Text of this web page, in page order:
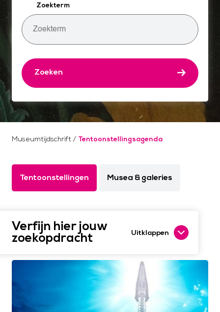
Zoekterm
Zoeken
Museumtijdschrift / Tentoonstellingsagenda
Tentoonstellingen Musea & galeries
Verfijn hier jouw
zoekopdracht Uitklappen